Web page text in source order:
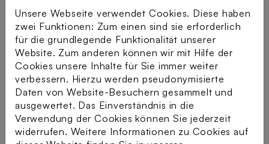
undWAKE UP! 2
Telefónica gemeinsam
mit der Stiftung Digitale Chancen Menschen
aller Generationen herzlich zum
Generationendialog „Nie allein? Nähe, Trost
und Gefühle in Zeiten von KI“
Dezember 2025
ein. Gemeinsam mit jungen
und älteren Generationen möchten sie darüber
sprechen, wie sie KI in emotionalen
Situationen erleben – zwischen Hoffnung,
Skepsis und ganz persönlichen Geschichten.
Unsere Webseite verwendet Cookies. Diese haben
zwei Funktionen: Zum einen sind sie erforderlich
für die grundlegende Funktionalität unserer
Website. Zum anderen können wir mit Hilfe der
Cookies unsere Inhalte für Sie immer weiter
verbessern. Hierzu werden pseudonymisierte
Daten von Website-Besuchern gesammelt und
ausgewertet. Das Einverständnis in die
Verwendung der Cookies können Sie jederzeit
widerrufen. Weitere Informationen zu Cookies auf